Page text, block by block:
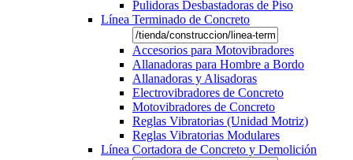
Pulidoras Desbastadoras de Piso
Línea Terminado de Concreto
Accesorios para Motovibradores
Allanadoras para Hombre a Bordo
Allanadoras y Alisadoras
Electrovibradores de Concreto
Motovibradores de Concreto
Reglas Vibratorias (Unidad Motriz)
Reglas Vibratorias Modulares
Línea Cortadora de Concreto y Demolición